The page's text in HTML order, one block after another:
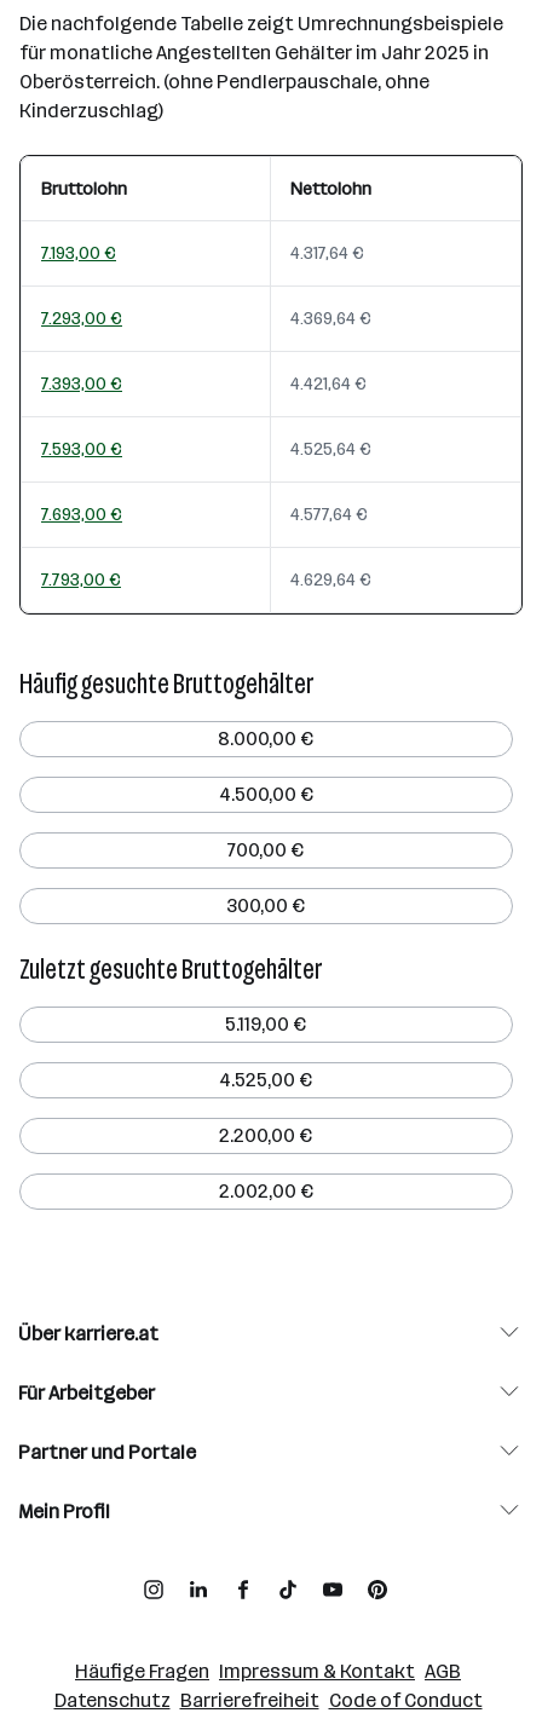
Die nachfolgende Tabelle zeigt Umrechnungsbeispiele
für monatliche Angestellten Gehälter im Jahr 2025 in
Oberösterreich. (ohne Pendlerpauschale, ohne
Kinderzuschlag)
Bruttolohn Nettolohn
7.193,00 € 4.317,64 €
7.293,00 € 4.369,64 €
7.393,00 € 4.421,64 €
7.593,00 € 4.525,64 €
7.693,00 € 4.577,64 €
7.793,00 € 4.629,64 €
Häufig gesuchte Bruttogehälter
8.000,00 €
4.500,00 €
700,00 €
300,00 €
Zuletzt gesuchte Bruttogehälter
5.119,00 €
4.525,00 €
2.200,00 €
2.002,00 €
Über karriere.at
Für Arbeitgeber
Partner und Portale
Mein Profil
Häufige Fragen Impressum & Kontakt AGB
Datenschutz Barrierefreiheit Code of Conduct